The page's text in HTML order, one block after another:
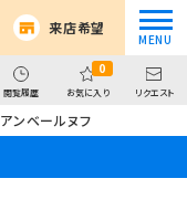
来店希望
閲覧履歴
0
お気に入り リクエスト
アンベールヌフ